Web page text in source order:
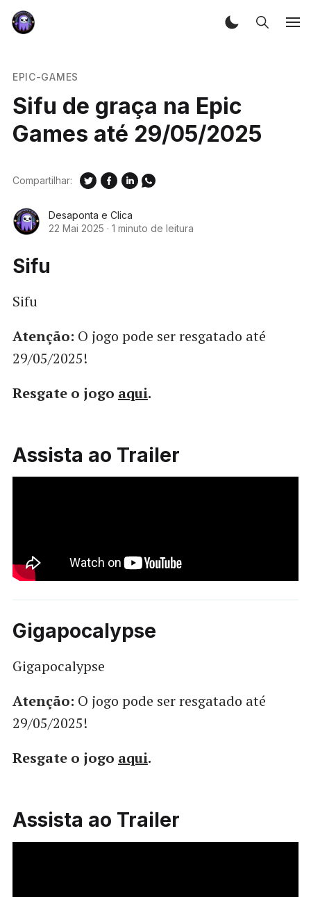
EPIC-GAMES
Sifu de graça na Epic
Games até 29/05/2025
Desaponta e Clica
22 Mai 2025 · 1 minuto de leitura
Compartilhar:
Sifu
Sifu
Atenção: O jogo pode ser resgatado até
29/05/2025!
Resgate o jogo aqui.
Assista ao Trailer
Gigapocalypse
Gigapocalypse
Atenção: O jogo pode ser resgatado até
29/05/2025!
Resgate o jogo aqui.
Assista ao Trailer